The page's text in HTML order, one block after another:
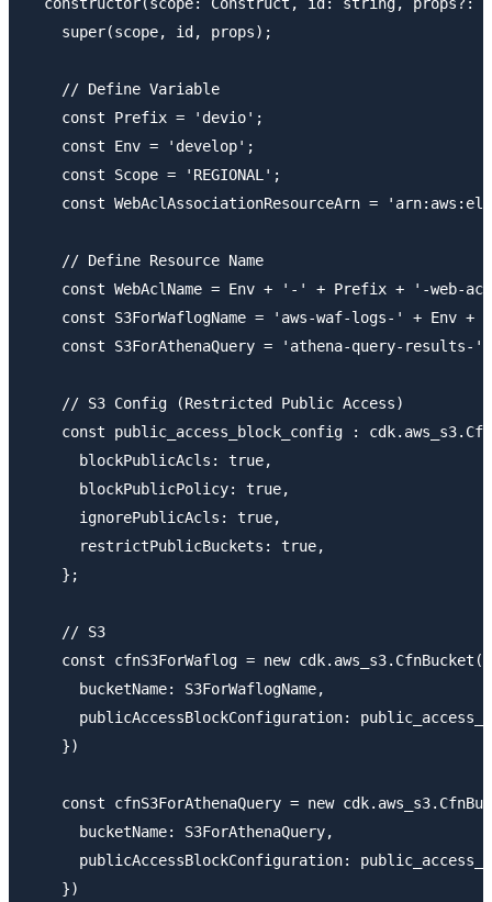
    super(scope, id, props);
    // Define Variable
    const Prefix = 'devio';
    const Env = 'develop';
    const Scope = 'REGIONAL';
const WebAclAssociationResourceArn =
    // Define Resource Name
const WebAclName = Env + '-' + Prefix + '-web-
const S3ForWaflogName = 'aws-waf-logs-' + Env +
const S3ForAthenaQuery = 'athena-query-results-
    // S3 Config (Restricted Public Access)
const public_access_block_config :
      blockPublicAcls: true,
      blockPublicPolicy: true,
      ignorePublicAcls: true,
      restrictPublicBuckets: true,
    };
    // S3
const cfnS3ForWaflog = new
      bucketName: S3ForWaflogName,
publicAccessBlockConfiguration:
    })
const cfnS3ForAthenaQuery = new
      bucketName: S3ForAthenaQuery,
publicAccessBlockConfiguration:
    })